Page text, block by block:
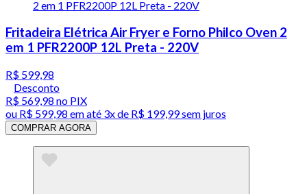
Fritadeira Elétrica Air Fryer e Forno Philco Oven 2
em 1 PFR2200P 12L Preta - 220V
R$ 599,98
Desconto
R$ 569,98 no PIX
ou R$ 599,98 em até 3x de R$ 199,99 sem juros
COMPRAR AGORA